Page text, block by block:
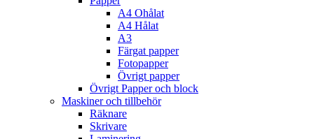
A4 Ohålat
A4 Hålat
A3
Färgat papper
Fotopapper
Övrigt papper
Övrigt Papper och block
Maskiner och tillbehör
Räknare
Skrivare